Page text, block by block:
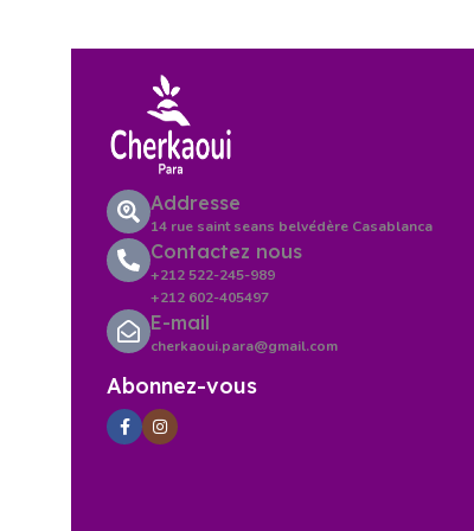
Addresse
14 rue saint seans belvédère Casablanca
Contactez nous
+212 522-245-989
+212 602-405497
E-mail
cherkaoui.para@gmail.com
Abonnez-vous